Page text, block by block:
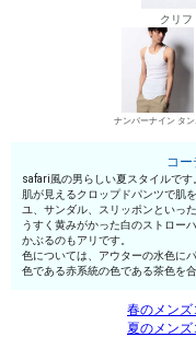
クリフ
ナン
コー
safari風の男らしい夏スタイルで
肌が見えるクロップドパンツで肌
ユ、サンダル、スリッポンといっ
うすく黄みがかった白のストロー
かぶるのもアリです。
色については、アウターの水色に
色である赤系統の色である茶色を
春のメン
夏のメン